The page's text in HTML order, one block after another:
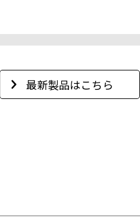
最新製品はこちら